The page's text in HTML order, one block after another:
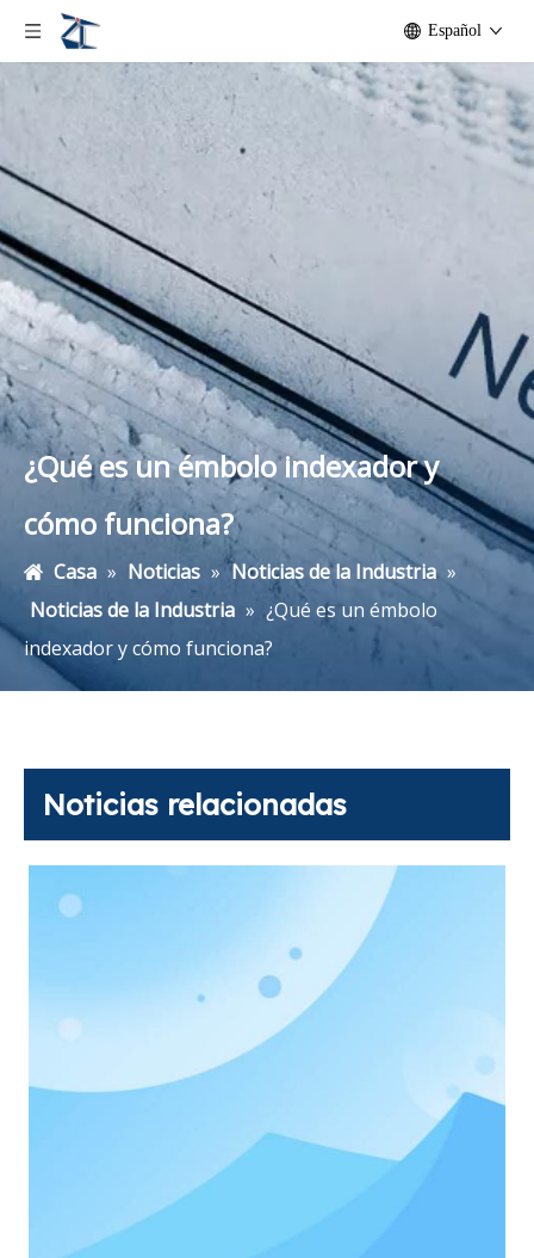
Español
¿Qué es un émbolo indexador y
cómo funciona?
Casa » Noticias » Noticias de la Industria »
Noticias de la Industria » ¿Qué es un émbolo
indexador y cómo funciona?
Noticias relacionadas